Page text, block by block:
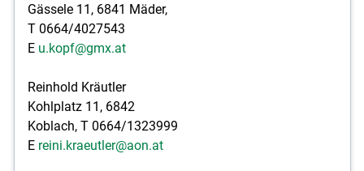
Gässele 11, 6841 Mäder,
T 0664/4027543
E u.kopf@gmx.at
Reinhold Kräutler
Kohlplatz 11, 6842
Koblach, T 0664/1323999
E reini.kraeutler@aon.at